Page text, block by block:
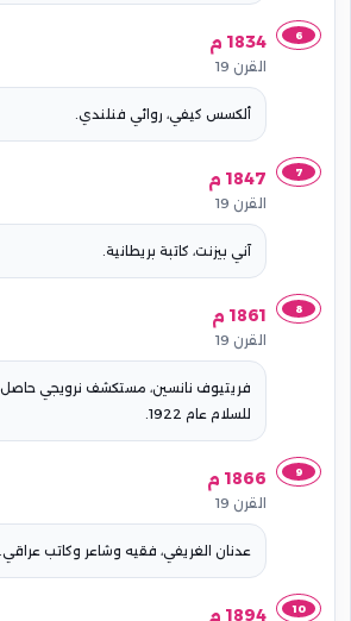
6 1834 م
القرن 19
ألكسس كيفي، روائي فنلندي.
7 1847 م
القرن 19
آني بيزنت، كاتبة بريطانية.
8 1861 م
القرن 19
فريتيوف نانسين، مستكشف نرويجي حاصل
للسلام عام 1922.
9 1866 م
القرن 19
عدنان الغريفي، فقيه وشاعر وكاتب عراقي.
10 1894 م